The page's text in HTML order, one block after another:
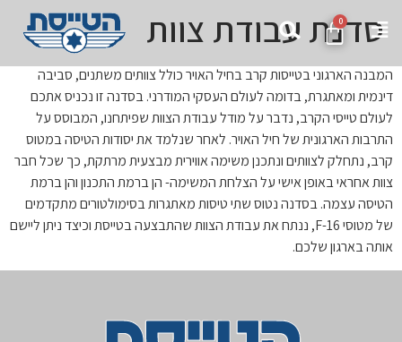
0
סדנת עבודת צוות
המבנה הארגוני בטייסות קרב בחיל האויר כולל צוותים משתנים, סביבה
דינמית ומאתגרת, בדומה לעולם העסקי המודרני. בסדנה זו נכניס אתכם
לעולם טייסי הקרב, נדבר על מודל עבודת הצוות שפיתחנו, המבוסס על
התרבות הארגונית של חיל האויר. לאחר שנלמד את יסודות הטיסה במטוס
קרב, נתחלק לצוותים ונתכנן משימה אווירית מבצעית מרתקת, כך שכל חבר
צוות אחראי באופן אישי על הצלחת המשימה- הן ברמת התכנון והן ברמת
הטיסה עצמה. בסדנה נטוס שתי טיסות מאתגרות בסימולטורים מתקדמים
של מטוסי 16-F, ננתח את עבודת הצוות שהתבצעה בטייסת וכיצד ניתן ליישם
אותה בארגון שלכם.